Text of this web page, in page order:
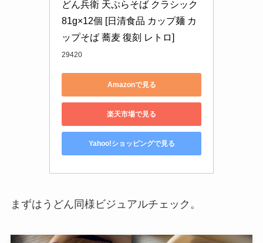
どん兵衛 天ぷらそば クラシック
81g×12個 [日清食品 カップ麺 カ
ップそば 蕎麦 復刻 レトロ]
29420
Amazonで見る
楽天市場で見る
Yahoo!ショッピングで見る
まずはうどん同様ビジュアルチェック。